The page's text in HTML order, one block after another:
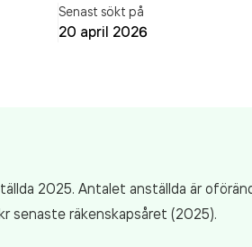
Senast sökt på
20 april 2026
2025. Antalet anställda är
senaste räkenskapsåret (2025).